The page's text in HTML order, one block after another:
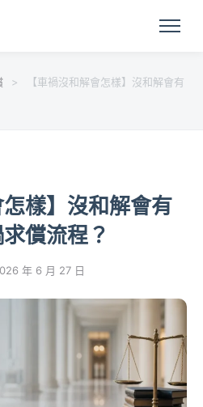
>
【車禍沒和解會怎樣】沒和解會有
怎樣】沒和解會有
償流程？
年 6 月 27 日